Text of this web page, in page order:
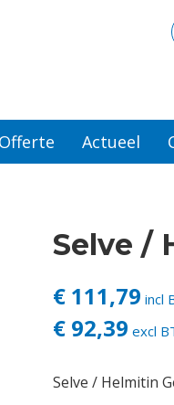
Offerte Actueel
Selve /
€ 111,79 incl
€ 92,39 excl
Selve / Helmitin